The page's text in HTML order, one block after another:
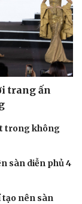
đình
trang ấn
trong không
sàn diễn phủ 4
tạo nên sàn